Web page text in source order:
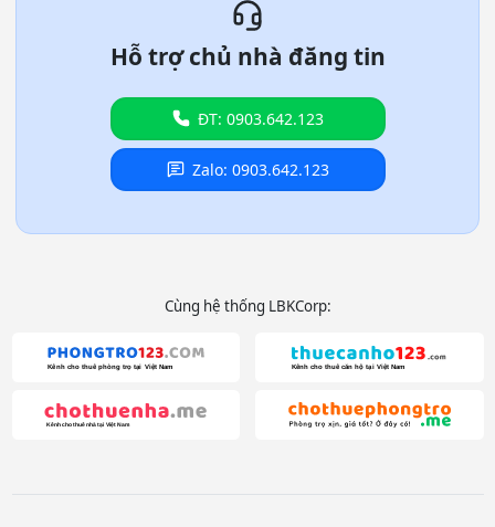
Hỗ trợ chủ nhà đăng tin
ĐT: 0903.642.123
Zalo: 0903.642.123
Cùng hệ thống LBKCorp: